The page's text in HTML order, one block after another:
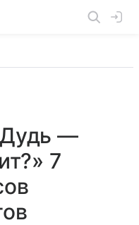
Дудь —
7